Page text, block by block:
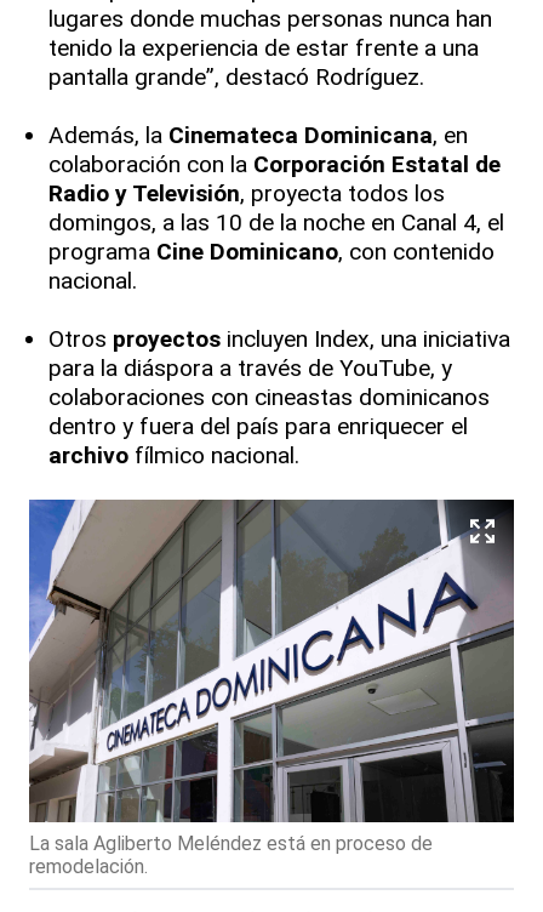
lugares donde muchas personas nunca han
tenido la experiencia de estar frente a una
pantalla grande”, destacó Rodríguez.
Además, la Cinemateca Dominicana, en
colaboración con la Corporación Estatal de
Radio y Televisión, proyecta todos los
domingos, a las 10 de la noche en Canal 4, el
programa Cine Dominicano, con contenido
nacional.
Otros proyectos incluyen Index, una iniciativa
para la diáspora a través de YouTube, y
colaboraciones con cineastas dominicanos
dentro y fuera del país para enriquecer el
archivo fílmico nacional.
La sala Agliberto Meléndez está en proceso de
remodelación.